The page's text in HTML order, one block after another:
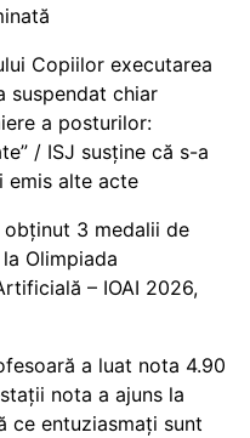
Copiilor executarea
suspendat chiar
a posturilor:
/ ISJ susține că s-a
emis alte acte
obținut 3 medalii de
Olimpiada
– IOAI 2026,
a luat nota 4.90
nota a ajuns la
ce entuziasmați sunt